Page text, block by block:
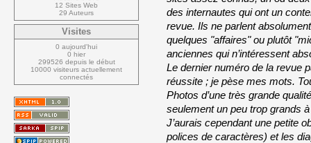
des internautes qui ont un
revue. Ils ne parlent
quelques "affaires" ou plutôt
anciennes qui n’intéressent
Le dernier numéro de la revue
réussite ; je pèse mes mots.
Photos d’une très grande
seulement un peu trop grands
J’aurais cependant une petite
polices de caractères) et les
12 Sites Web
29 Auteurs
Visites
0 aujourd'hui
0 hier
299526 depuis le début
10000 visiteurs actuellement
connectés